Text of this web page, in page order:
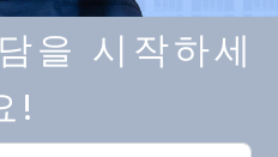
을 시작하세
!